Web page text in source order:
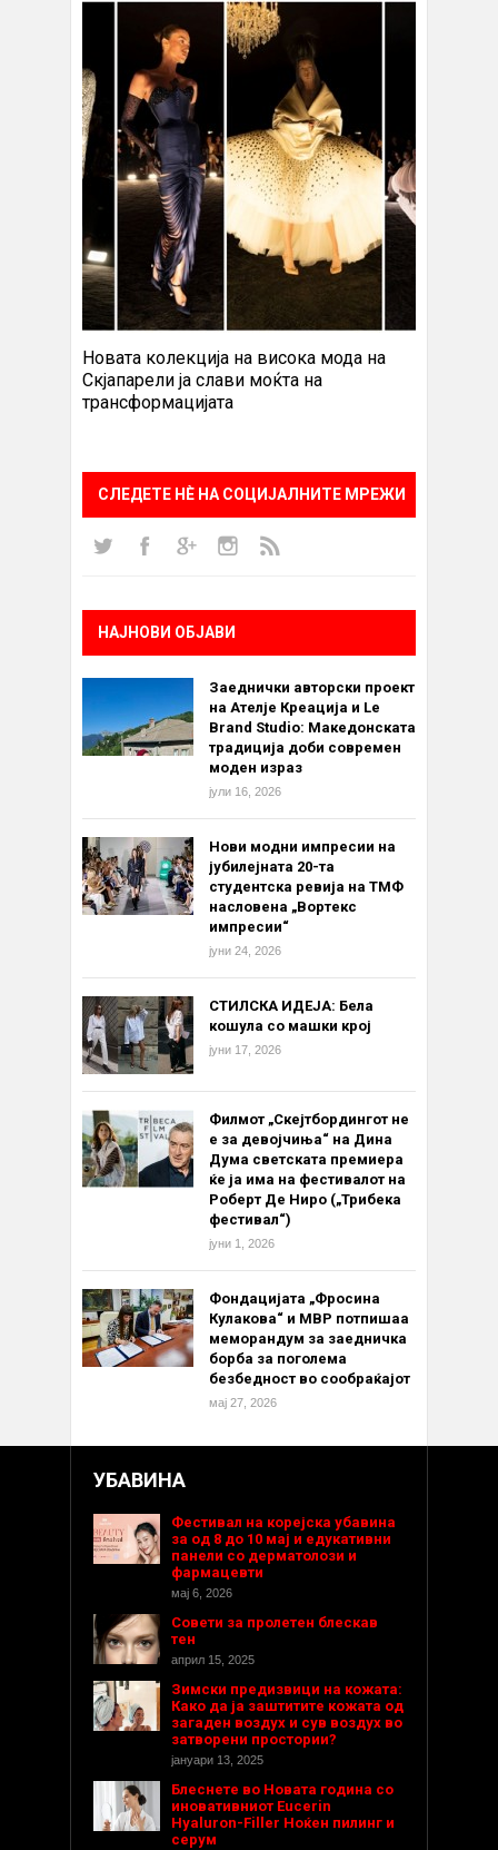
Новата колекција на висока мода на
Скјапарели ја слави моќта на
трансформацијата
СЛЕДЕТЕ НÈ НА СОЦИЈАЛНИТЕ МРЕЖИ
НАЈНОВИ ОБЈАВИ
Заеднички авторски проект
на Ателје Креација и Le
Brand Studio: Македонската
традиција доби современ
моден израз
јули 16, 2026
Нови модни импресии на
јубилејната 20-та
студентска ревија на ТМФ
насловена „Вортекс
импресии“
јуни 24, 2026
СТИЛСКА ИДЕЈА: Бела
кошула со машки крој
јуни 17, 2026
Филмот „Скејтбордингот не
е за девојчиња“ на Дина
Дума светската премиера
ќе ја има на фестивалот на
Роберт Де Ниро („Трибека
фестивал“)
јуни 1, 2026
Фондацијата „Фросина
Кулакова“ и МВР потпишаа
меморандум за заедничка
борба за поголема
безбедност во сообраќајот
мај 27, 2026
УБАВИНА
Фестивал на корејска убавина
за од 8 до 10 мај и едукативни
панели со дерматолози и
фармацевти
мај 6, 2026
Совети за пролетен блескав
тен
април 15, 2025
Зимски предизвици на кожата:
Како да ја заштитите кожата од
загаден воздух и сув воздух во
затворени простории?
јануари 13, 2025
Блеснете во Новата година со
иновативниот Eucerin
Hyaluron-Filler Ноќен пилинг и
серум